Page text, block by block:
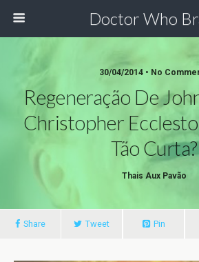
Doctor Who
30/04/2014 • No
Regeneração De
Christopher
Tão Curta?
Thais Aux Pavão
Share Tweet Pin